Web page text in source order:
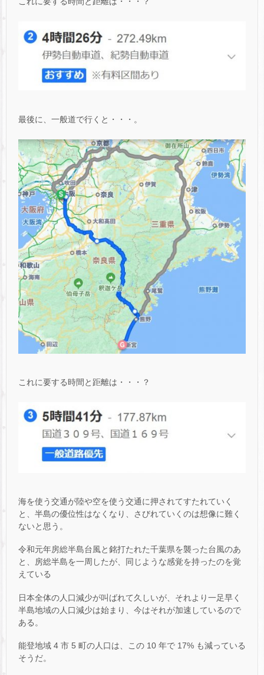
最後に、一般道で行くと・・・。
これに要する時間と距離は・・・？
海を使う交通が陸や空を使う交通に押されてすたれていく
と、半島の優位性はなくなり、さびれていくのは想像に難く
ないと思う。
令和元年房総半島台風と銘打たれた千葉県を襲った台風のあ
と、房総半島を一周したが、同じような感覚を持ったのを覚
えている
日本全体の人口減少が叫ばれて久しいが、それより一足早く
半島地域の人口減少は始まり、今はそれが加速しているので
ある。
能登地域 4 市 5 町の人口は、この 10 年で 17% も減っている
そうだ。